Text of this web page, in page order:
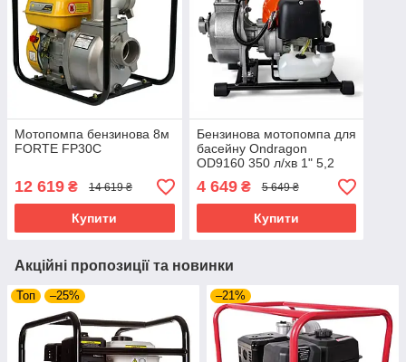
Мотопомпа бензинова 8м
FORTE FP30C
12 619 ₴ 14 619 ₴
Купити
Бензинова мотопомпа для
басейну Ondragon
OD9160 350 л/хв 1" 5,2
к.с. мотопомпа бензинова
для перекачування води
4 649₴ 5 649 ₴
Купити
Акційні пропозиції та новинки
Топ –25% –21%